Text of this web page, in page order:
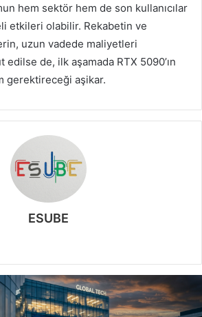
hem sektör hem de son kullanıcılar
etkileri olabilir. Rekabetin ve
uzun vadede maliyetleri
de, ilk aşamada RTX 5090’ın
gerektireceği aşikar.
ESUBE
b
s
i